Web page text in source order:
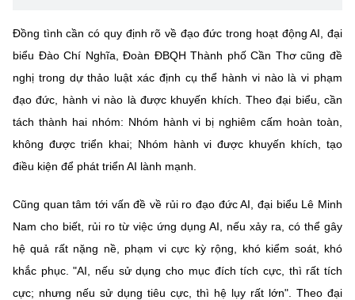
Đồng tình cần có quy định rõ về đạo đức trong hoạt động AI, đại
biểu Đào Chí Nghĩa, Đoàn ĐBQH Thành phố Cần Thơ cũng đề
nghị trong dự thảo luật xác định cụ thể hành vi nào là vi phạm
đạo đức, hành vi nào là được khuyến khích. Theo đại biểu, cần
tách thành hai nhóm: Nhóm hành vi bị nghiêm cấm hoàn toàn,
không được triển khai; Nhóm hành vi được khuyến khích, tạo
điều kiện để phát triển AI lành mạnh.
Cũng quan tâm tới vấn đề về rủi ro đạo đức AI, đại biểu Lê Minh
Nam cho biết, rủi ro từ việc ứng dụng AI, nếu xảy ra, có thể gây
hệ quả rất nặng nề, phạm vi cực kỳ rộng, khó kiểm soát, khó
khắc phục. "AI, nếu sử dụng cho mục đích tích cực, thì rất tích
cực; nhưng nếu sử dụng tiêu cực, thì hệ lụy rất lớn". Theo đại